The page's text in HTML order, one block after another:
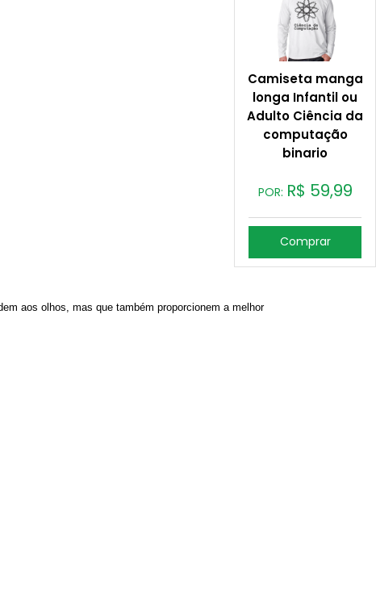
Camiseta manga
longa Infantil ou
Adulto Ciência da
computação
binario
POR: R$ 59,99
Comprar
aos olhos, mas que também proporcionem a melhor